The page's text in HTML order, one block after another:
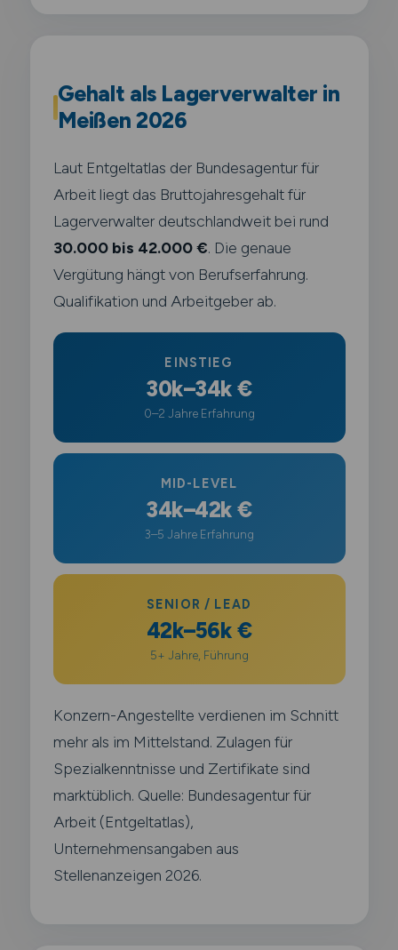
Gehalt als Lagerverwalter in
Meißen 2026
Laut Entgeltatlas der Bundesagentur für
Arbeit liegt das Bruttojahresgehalt für
Lagerverwalter deutschlandweit bei rund
30.000 bis 42.000 €. Die genaue
Vergütung hängt von Berufserfahrung.
Qualifikation und Arbeitgeber ab.
EINSTIEG
30k–34k €
0–2 Jahre Erfahrung
MID-LEVEL
34k–42k €
3–5 Jahre Erfahrung
SENIOR / LEAD
42k–56k €
5+ Jahre, Führung
Konzern-Angestellte verdienen im Schnitt
mehr als im Mittelstand. Zulagen für
Spezialkenntnisse und Zertifikate sind
marktüblich. Quelle: Bundesagentur für
Arbeit (Entgeltatlas),
Unternehmensangaben aus
Stellenanzeigen 2026.